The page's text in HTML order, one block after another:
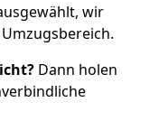
wir
Dann holen